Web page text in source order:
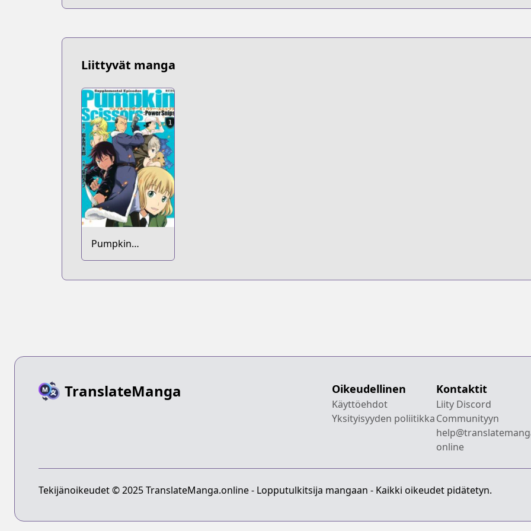
Liittyvät manga
Pumpkin
Scissors: Power
TranslateManga Oikeudellinen
Käyttöehdot
Yksityisyyden poliitikka
Kontaktit
Liity Discord
Communityyn
online
Tekijänoikeudet © 2025 TranslateManga.online - Lopputulkitsija mangaan - Kaikki oikeudet pidätetyn.